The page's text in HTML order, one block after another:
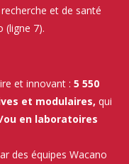
et de santé
(ligne 7).
et innovant :5 550
et modulaires,qui
en laboratoires
des équipes Wacano